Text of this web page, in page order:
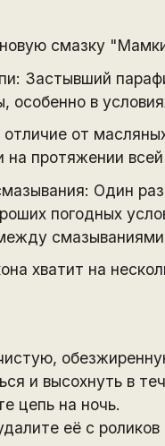
смазку
Застывший
в
от
на протяжении
Один
погодных
хватит на
и высохнуть в
цепь на ночь.
её с